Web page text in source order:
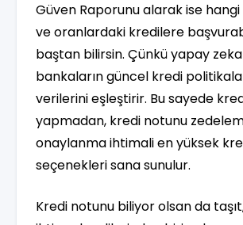
Güven Raporunu alarak ise
ve oranlardaki kredilere
baştan bilirsin. Çünkü yapay
bankaların güncel kredi
verilerini eşleştirir. Bu sayede
yapmadan, kredi notunu
onaylanma ihtimali en yüksek
seçenekleri sana sunulur.
Kredi notunu biliyor olsan da